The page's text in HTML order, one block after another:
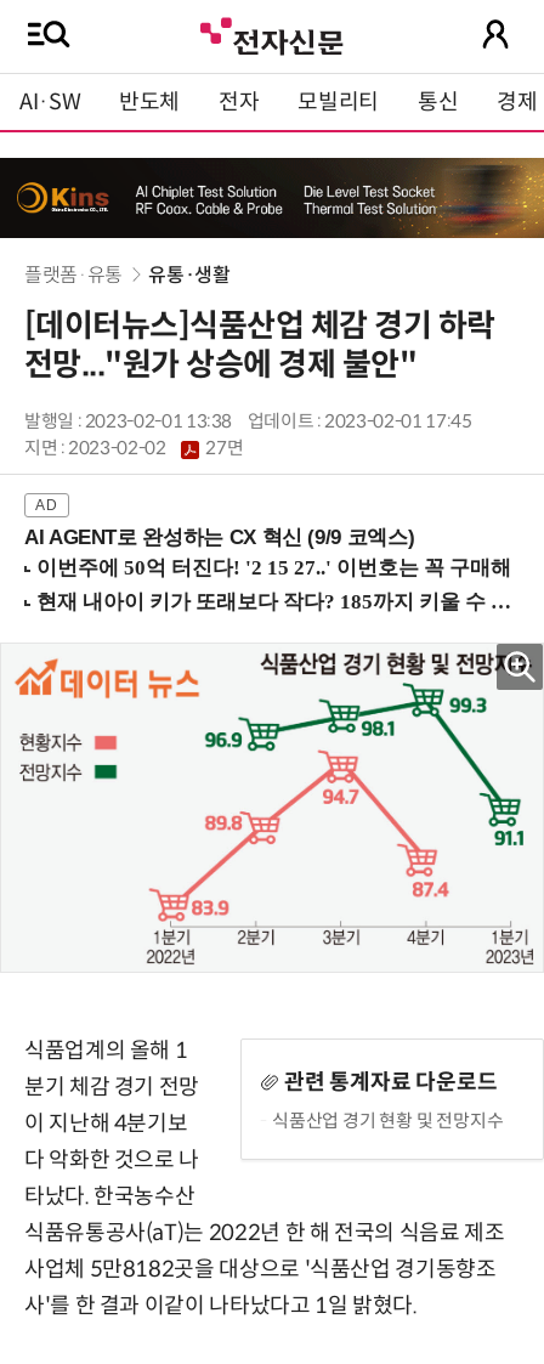
AI·SW 반도체 전자 모빌리티 통신 경제
플랫폼·유통 유통·생활
[데이터뉴스]식품산업 체감 경기 하락
전망..."원가 상승에 경제 불안"
발행일 : 2023-02-01 13:38
업데이트 : 2023-02-01 17:45
지면 :2023-02-02 27면
AI AGENT로 완성하는 CX 혁신 (9/9 코엑스)
관련 통계자료 다운로드
식품산업 경기 현황 및 전망지수
식품업계의 올해 1
분기 체감 경기 전망
이 지난해 4분기보
다 악화한 것으로 나
타났다. 한국농수산
식품유통공사(aT)는 2022년 한 해 전국의 식음료 제조
사업체 5만8182곳을 대상으로 '식품산업 경기동향조
사'를 한 결과 이같이 나타났다고 1일 밝혔다.